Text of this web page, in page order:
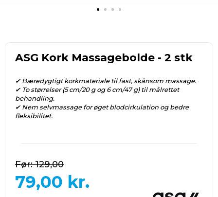
ASG Kork Massagebolde - 2 stk
✔ Bæredygtigt korkmateriale til fast, skånsom massage.
✔ To størrelser (5 cm/20 g og 6 cm/47 g) til målrettet
behandling.
✔ Nem selvmassage for øget blodcirkulation og bedre
fleksibilitet.
129,00
79,00 kr.